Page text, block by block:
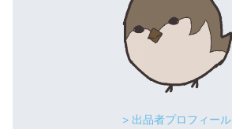
> 出品者プロフィール